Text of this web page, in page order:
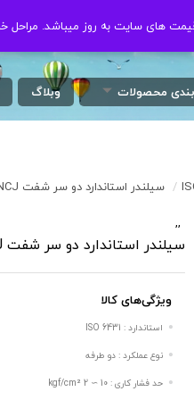
های سایت به روز میباشد. مراحل
محصولات وبلاگ
های سایت به روز میباشد. مراحل
/ سیلندر استاندارد دو سر شفت PNCJ با قطر 100 و کورس 500 میلیمتر (ISO 15552)
,
,
سیلندر استاندارد دو سر شفت PNCJ با قطر 100 و کورس 500 میلیمتر (ISO 15552)
ویژگی‌های کالا
استاندارد : ISO 6431
نوع عملکرد : دو طرفه
حد فشار کاری : 10 ∼ 2 kgf/cm²